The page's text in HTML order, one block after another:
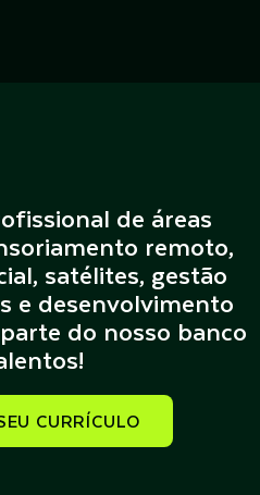
de áreas
remoto,
satélites, gestão
e desenvolvimento
do nosso banco
CURRÍCULO